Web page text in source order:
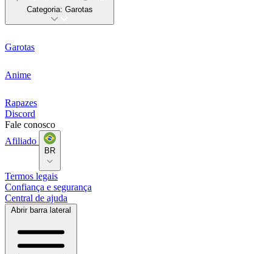
Categoria: Garotas
Garotas
Anime
Rapazes
Discord
Fale conosco
Afiliado
BR
Termos legais
Confiança e segurança
Central de ajuda
Abrir barra lateral